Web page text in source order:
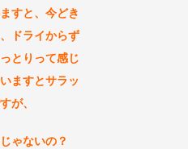
すと、今どき
ドライからず
とりって感じ
ますとサラッ
が、
ゃないの？